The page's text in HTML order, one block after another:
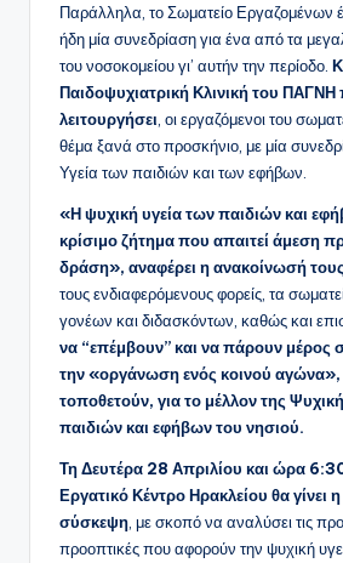
Παράλληλα, το Σωματείο Εργαζομένων
ήδη μία συνεδρίαση για ένα από τα
του νοσοκομείου γι’ αυτήν την περίοδο.
Παιδοψυχιατρική Κλινική του ΠΑΓΝΗ
λειτουργήσει , οι εργαζόμενοι του
θέμα ξανά στο προσκήνιο, με μία
Υγεία των παιδιών και των εφήβων.
«Η ψυχική υγεία των παιδιών και
κρίσιμο ζήτημα που απαιτεί άμεση
δράση», αναφέρει η ανακοίνωσή τους
τους ενδιαφερόμενους φορείς, τα
γονέων και διδασκόντων, καθώς και
να “επέμβουν” και να πάρουν μέρος
την «οργάνωση ενός κοινού
τοποθετούν, για το μέλλον της
παιδιών και εφήβων του νησιού.
Τη Δευτέρα 28 Απριλίου και ώρα
Εργατικό Κέντρο Ηρακλείου θα γίνει
σύσκεψη , με σκοπό να αναλύσει τις
προοπτικές που αφορούν την ψυχική